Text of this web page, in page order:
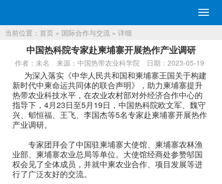
切
换
当前位置： 首页 » 国际合作与交流 » 详细
中国热科院专家赴柬埔寨开展热作产业调研
作者：未名 来源：中国热带农业科学院 日期：2023-05-19
为深入落实《中华人民共和国和柬埔寨王国关于构建
新时代中柬命运共同体的联合声明》，助力柬埔寨提升
热带农业科技水平，在农业农村部对外经济合作中心的
指导下，4月23日至5月19日，中国热科院欧文军、魏守
兴、郇恒福、王飞、李国杰等5名专家赴柬埔寨开展热作
产业调研。
专家团拜会了中国驻柬埔寨大使馆、柬埔寨农林渔
业部、柬埔寨农业总局等单位。大使馆经商处参赞邬国
权会见了全体成员，并就中柬农业合作、项目发展等进
行了广泛友好的交流。